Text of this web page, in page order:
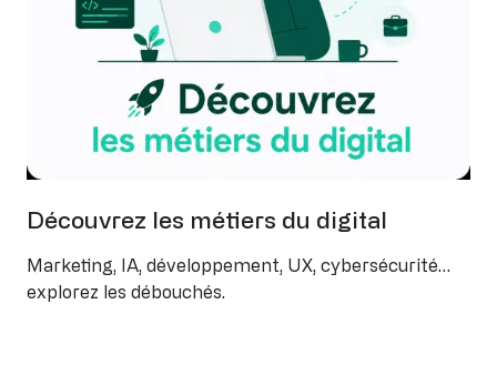
Découvrez les métiers du digital
Marketing, IA, développement, UX, cybersécurité…
explorez les débouchés.